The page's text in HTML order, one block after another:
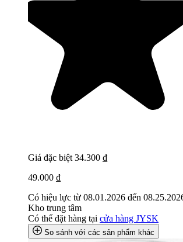
Giá đặc biệt 34.300 ₫
49.000 ₫
Có hiệu lực từ 08.01.2026 đến
Kho trung tâm
Có thể đặt hàng tại cửa hàng JYSK
So sánh với các sản phẩm khác